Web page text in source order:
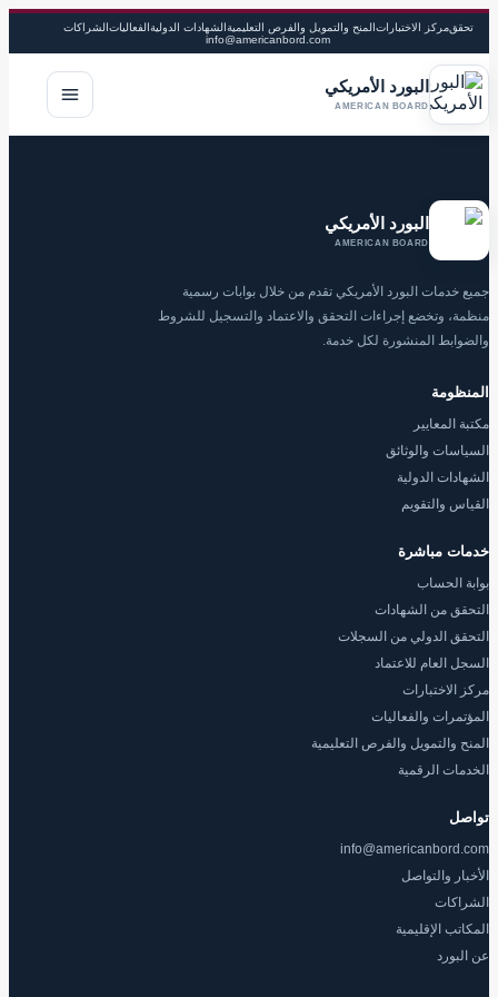
تحققمركز الاختباراتالمنح والتمويل والفرص التعليميةالشهادات الدوليةالفعالياتالشراكات
info@americanbord.com
البورد الأمريكي
AMERICAN BOARD
البورد الأمريكي
AMERICAN BOARD
جميع خدمات البورد الأمريكي تقدم من خلال بوابات رسمية
منظمة، وتخضع إجراءات التحقق والاعتماد والتسجيل للشروط
والضوابط المنشورة لكل خدمة.
المنظومة
مكتبة المعايير
السياسات والوثائق
الشهادات الدولية
القياس والتقويم
خدمات مباشرة
بوابة الحساب
التحقق من الشهادات
التحقق الدولي من السجلات
السجل العام للاعتماد
مركز الاختبارات
المؤتمرات والفعاليات
المنح والتمويل والفرص التعليمية
الخدمات الرقمية
تواصل
info@americanbord.com
الأخبار والتواصل
الشراكات
المكاتب الإقليمية
عن البورد